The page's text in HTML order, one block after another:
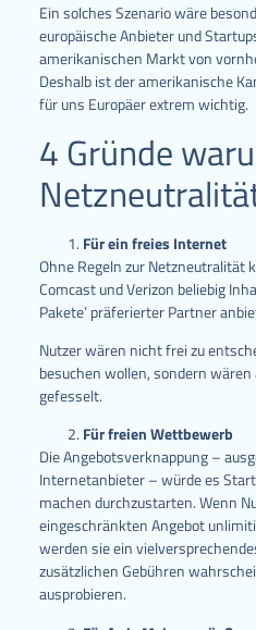
Ein solches Szenario wäre
europäische Anbieter und
amerikanischen Markt von
Deshalb ist der amerikanische
für uns Europäer extrem wichtig.
4 Gründe
Für ein freies Internet
Ohne Regeln zur
Comcast und Verizon beliebig
Pakete’ präferierter Partner
Nutzer wären nicht frei zu
besuchen wollen, sondern
gefesselt.
Für freien Wettbewerb
Die Angebotsverknappung –
Internetanbieter – würde es
machen durchzustarten. Wenn
eingeschränkten Angebot
werden sie ein
zusätzlichen Gebühren
ausprobieren.